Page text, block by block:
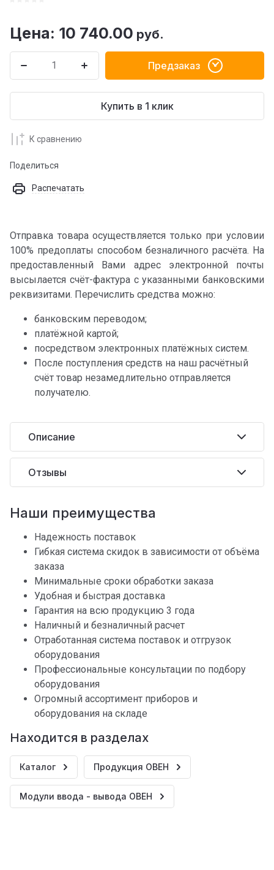
Цена: 10 740.00 руб.
Предзаказ
Купить в 1 клик
К сравнению
Поделиться
Распечатать
Отправка товара осуществляется только при условии
100% предоплаты способом безналичного расчёта. На
предоставленный Вами адрес электронной почты
высылается счёт-фактура с указанными банковскими
реквизитами. Перечислить средства можно:
банковским переводом;
платёжной картой;
посредством электронных платёжных систем.
После поступления средств на наш расчётный
счёт товар незамедлительно отправляется
получателю.
Описание
Отзывы
Наши преимущества
Надежность поставок
Гибкая система скидок в зависимости от объёма
заказа
Минимальные сроки обработки заказа
Удобная и быстрая доставка
Гарантия на всю продукцию 3 года
Наличный и безналичный расчет
Отработанная система поставок и отгрузок
оборудования
Профессиональные консультации по подбору
оборудования
Огромный ассортимент приборов и
оборудования на складе
Находится в разделах
Каталог Продукция ОВЕН
Модули ввода - вывода ОВЕН